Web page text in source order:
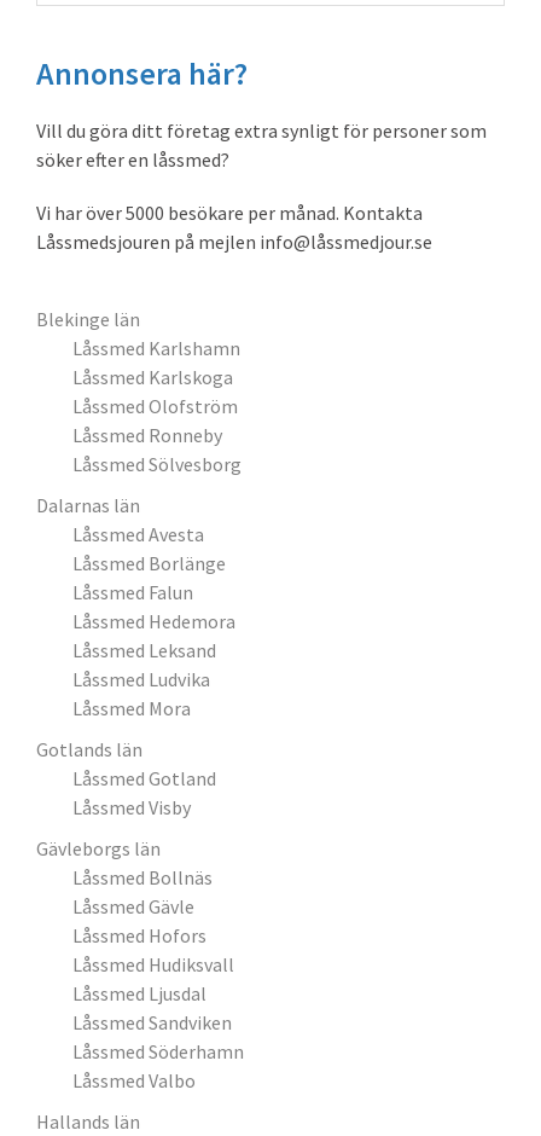
Annonsera här?
Vill du göra ditt företag extra synligt för personer som
söker efter en låssmed?
Vi har över 5000 besökare per månad. Kontakta
Låssmedsjouren på mejlen info@låssmedjour.se
Blekinge län
Låssmed Karlshamn
Låssmed Karlskoga
Låssmed Olofström
Låssmed Ronneby
Låssmed Sölvesborg
Dalarnas län
Låssmed Avesta
Låssmed Borlänge
Låssmed Falun
Låssmed Hedemora
Låssmed Leksand
Låssmed Ludvika
Låssmed Mora
Gotlands län
Låssmed Gotland
Låssmed Visby
Gävleborgs län
Låssmed Bollnäs
Låssmed Gävle
Låssmed Hofors
Låssmed Hudiksvall
Låssmed Ljusdal
Låssmed Sandviken
Låssmed Söderhamn
Låssmed Valbo
Hallands län